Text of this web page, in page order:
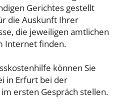
Gerichtes gestellt
die Auskunft Ihrer
die jeweiligen amtlichen
Internet finden.
können Sie
in Erfurt bei der
ersten Gespräch stellen.